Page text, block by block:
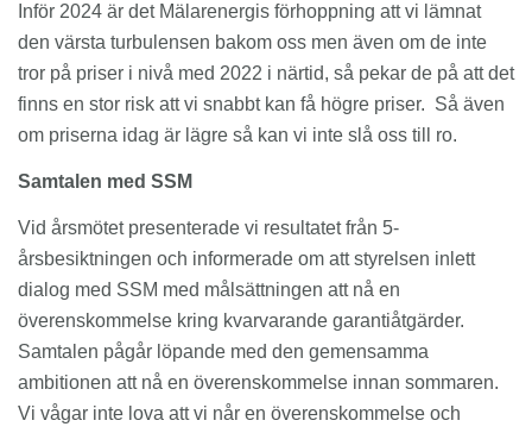
Inför 2024 är det Mälarenergis förhoppning att vi lämnat
den värsta turbulensen bakom oss men även om de inte
tror på priser i nivå med 2022 i närtid, så pekar de på att det
finns en stor risk att vi snabbt kan få högre priser. Så även
om priserna idag är lägre så kan vi inte slå oss till ro.
Samtalen med SSM
Vid årsmötet presenterade vi resultatet från 5-
årsbesiktningen och informerade om att styrelsen inlett
dialog med SSM med målsättningen att nå en
överenskommelse kring kvarvarande garantiåtgärder.
Samtalen pågår löpande med den gemensamma
ambitionen att nå en överenskommelse innan sommaren.
Vi vågar inte lova att vi når en överenskommelse och